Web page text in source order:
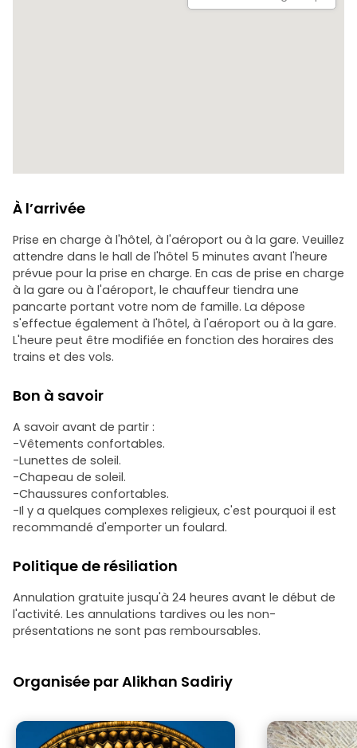
L'un des plus anciens cimetières d'Asie centrale, où ont été
À l’arrivée
Prise en charge à l'hôtel, à l'aéroport ou à la gare. Veuillez
attendre dans le hall de l'hôtel 5 minutes avant l'heure
prévue pour la prise en charge. En cas de prise en charge
à la gare ou à l'aéroport, le chauffeur tiendra une
pancarte portant votre nom de famille. La dépose
s'effectue également à l'hôtel, à l'aéroport ou à la gare.
L'heure peut être modifiée en fonction des horaires des
trains et des vols.
Bon à savoir
A savoir avant de partir :
-Vêtements confortables.
-Lunettes de soleil.
-Chapeau de soleil.
-Chaussures confortables.
-Il y a quelques complexes religieux, c'est pourquoi il est
recommandé d'emporter un foulard.
Politique de résiliation
Annulation gratuite jusqu'à 24 heures avant le début de
l'activité. Les annulations tardives ou les non-
présentations ne sont pas remboursables.
Organisée par Alikhan Sadiriy